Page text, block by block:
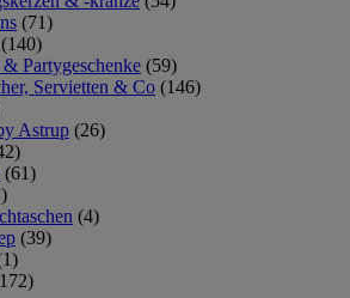
(71)
(140)
Partygeschenke (59)
Servietten & Co (146)
Astrup (26)
(61)
(4)
(39)